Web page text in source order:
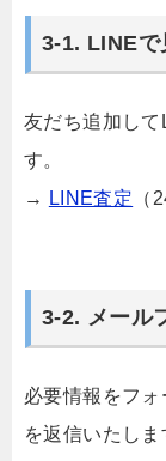
3-1. LINEで
友だち追加し
す。
→
LINE査定 （
3-2. メール
必要情報をフ
を返信いたしま